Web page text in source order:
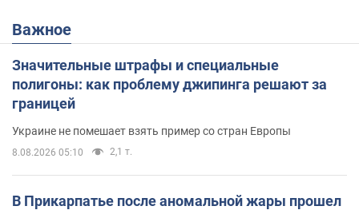
Важное
Значительные штрафы и специальные
полигоны: как проблему джипинга решают за
границей
Украине не помешает взять пример со стран Европы
8.08.2026 05:10 2,1 т.
В Прикарпатье после аномальной жары прошел